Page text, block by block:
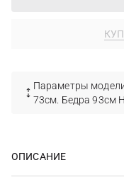
Параметры
73см. Бедра 93см
ОПИСАНИЕ